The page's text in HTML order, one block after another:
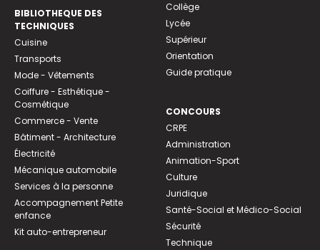
BIBLIOTHEQUE DES
TECHNIQUES
Cuisine
Transports
Mode - Vêtements
Coiffure - Esthétique -
Cosmétique
Commerce - Vente
Bâtiment - Architecture
Électricité
Mécanique automobile
Services à la personne
Accompagnement Petite
enfance
Kit auto-entrepreneur
Collège
Lycée
Supérieur
Orientation
Guide pratique
CONCOURS
CRPE
Administration
Animation-Sport
Culture
Juridique
Santé-Social et Médico-Social
Sécurité
Technique